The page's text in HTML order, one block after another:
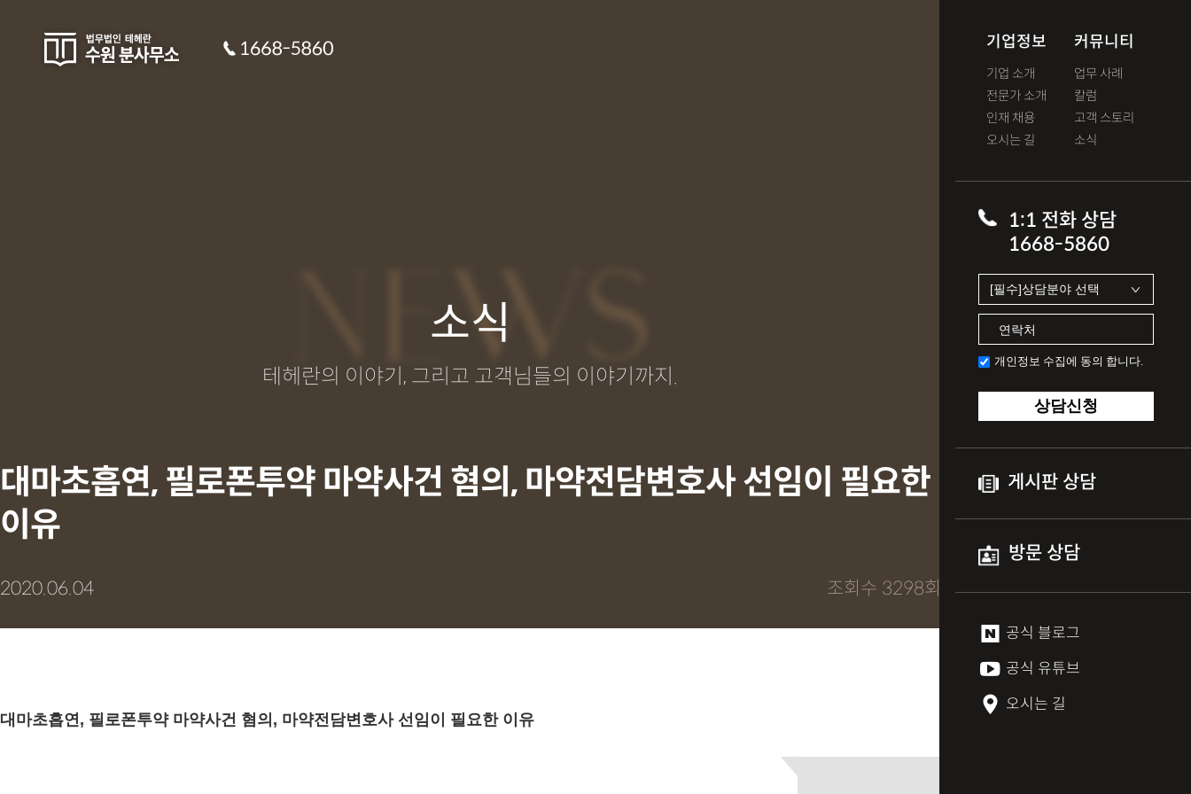
기업정보
기업 소개
전문가 소개
인재 채용
오시는 길
커뮤니티
업무 사례
칼럼
고객 스토리
소식
1:1 전화 상담
1668-5860
개인정보 수집에 동의 합니다.
상담신청
게시판 상담
방문 상담
공식 블로그
공식 유튜브
오시는 길
NEWS
소식
테헤란의 이야기, 그리고 고객님들의 이야기까지.
대마초흡연, 필로폰투약 마약사건 혐의, 마약전담변호사 선임이 필요한
이유
2020.06.04 조회수 3298회
대마초흡연, 필로폰투약 마약사건 혐의, 마약전담변호사 선임이 필요한 이유